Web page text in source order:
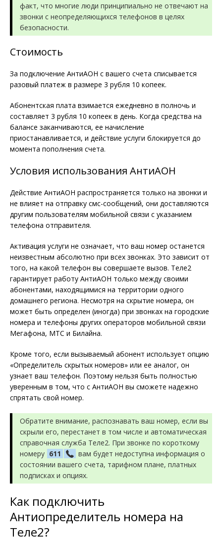
факт, что многие люди принципиально не отвечают на
звонки с неопределяющихся телефонов в целях
безопасности.
Стоимость
За подключение АнтиАОН с вашего счета списывается
разовый платеж в размере 3 рубля 10 копеек.
Абонентская плата взимается ежедневно в полночь и
составляет 3 рубля 10 копеек в день. Когда средства на
балансе заканчиваются, ее начисление
приостанавливается, и действие услуги блокируется до
момента пополнения счета.
Условия использования АнтиАОН
Действие АнтиАОН распространяется только на звонки и
не влияет на отправку смс-сообщений, они доставляются
другим пользователям мобильной связи с указанием
телефона отправителя.
Активация услуги не означает, что ваш номер останется
неизвестным абсолютно при всех звонках. Это зависит от
того, на какой телефон вы совершаете вызов. Теле2
гарантирует работу АнтиАОН только между своими
абонентами, находящимися на территории одного
домашнего региона. Несмотря на скрытие номера, он
может быть определен (иногда) при звонках на городские
номера и телефоны других операторов мобильной связи
Мегафона, МТС и Билайна.
Кроме того, если вызываемый абонент использует опцию
«Определитель скрытых номеров» или ее аналог, он
узнает ваш телефон. Поэтому нельзя быть полностью
уверенным в том, что с АнтиАОН вы сможете надежно
спрятать свой номер.
Обратите внимание, распознавать ваш номер, если вы
скрыли его, перестанет в том числе и автоматическая
справочная служба Теле2. При звонке по короткому
номеру 611
вам будет недоступна информация о
состоянии вашего счета, тарифном плане, платных
подписках и опциях.
Как подключить
Антиопределитель номера на
Теле2?